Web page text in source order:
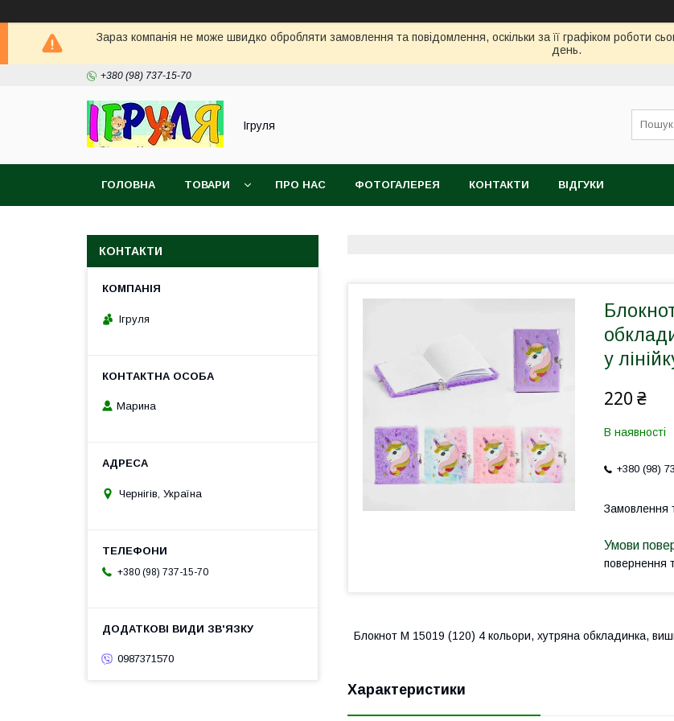
Зараз компанія не може швидко обробляти замовлення та повідомлення, оскільки за її графіком роботи
день.
+380 (98) 737-15-70
Ігруля
ГОЛОВНА ТОВАРИ ПРО НАС ФОТОГАЛЕРЕЯ КОНТАКТИ ВІДГУКИ
у
220 ₴
В наявності
+380 (98)
Замовлення
повернення
Блокнот М 15019 (120) 4 кольори, хутряна обкладинка,
Характеристики
КОНТАКТИ
Ігруля
Марина
Чернігів, Україна
+380 (98) 737-15-70
0987371570